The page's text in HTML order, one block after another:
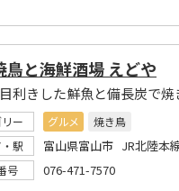
鳥と海鮮酒場 えどや
ー グルメ
焼き鳥
駅
富山県富山市 JR北陸本
号 076-471-7570